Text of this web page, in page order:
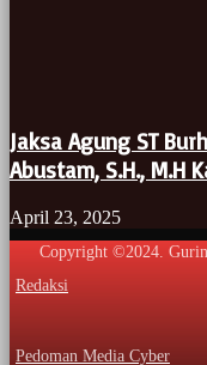
Jaksa Agung ST
Abustam, S.H., M.H
April 23, 2025
Copyright ©2024.
Redaksi
Pedoman Media Cyber